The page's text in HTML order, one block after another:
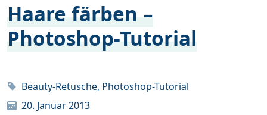
Haare färben –
Photoshop-Tutorial
Beauty-Retusche, Photoshop-Tutorial
20. Januar 2013
Excel
Photoshop
Premiere
Programme